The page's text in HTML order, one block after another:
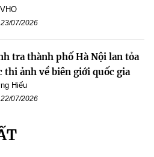
07/2026
tra thành phố Hà Nội lan tỏa
thi ảnh về biên giới quốc gia
Hiếu
07/2026